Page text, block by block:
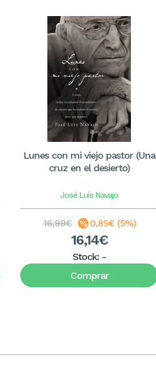
Lunes con mi viejo pastor (Una
cruz en el desierto)
José Luís Navajo
16,99€ 0,85€ (5%)
16,14€
Stock: -
Comprar